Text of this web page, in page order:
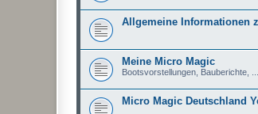
Allgemeine Informationen
Meine Micro Magic
Bootsvorstellungen, Bauberichte, ...
Micro Magic Deutschland